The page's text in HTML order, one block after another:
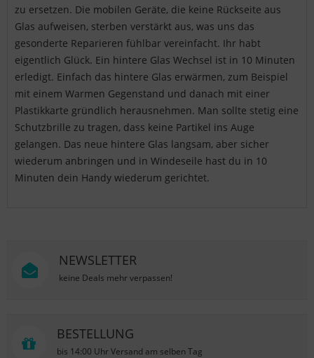
zu ersetzen. Die mobilen Geräte, die keine Rückseite aus
Glas aufweisen, sterben verstärkt aus, was uns das
gesonderte Reparieren fühlbar vereinfacht. Ihr habt
eigentlich Glück. Ein hintere Glas Wechsel ist in 10 Minuten
erledigt. Einfach das hintere Glas erwärmen, zum Beispiel
mit einem Warmen Gegenstand und danach mit einer
Plastikkarte gründlich herausnehmen. Man sollte stetig eine
Schutzbrille zu tragen, dass keine Partikel ins Auge
gelangen. Das neue hintere Glas langsam, aber sicher
wiederum anbringen und in Windeseile hast du in 10
Minuten dein Handy wiederum gerichtet.
NEWSLETTER
keine Deals mehr verpassen!
BESTELLUNG
bis 14:00 Uhr Versand am selben Tag